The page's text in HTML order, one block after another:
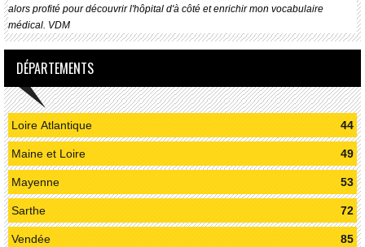
alors profité pour découvrir l'hôpital d'à côté et enrichir mon vocabulaire
médical. VDM
DÉPARTEMENTS
Loire Atlantique 44
Maine et Loire 49
Mayenne 53
Sarthe 72
Vendée 85